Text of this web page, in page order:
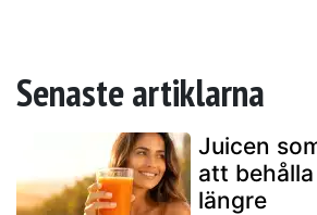
Senaste artiklarna
Juicen
att
längre